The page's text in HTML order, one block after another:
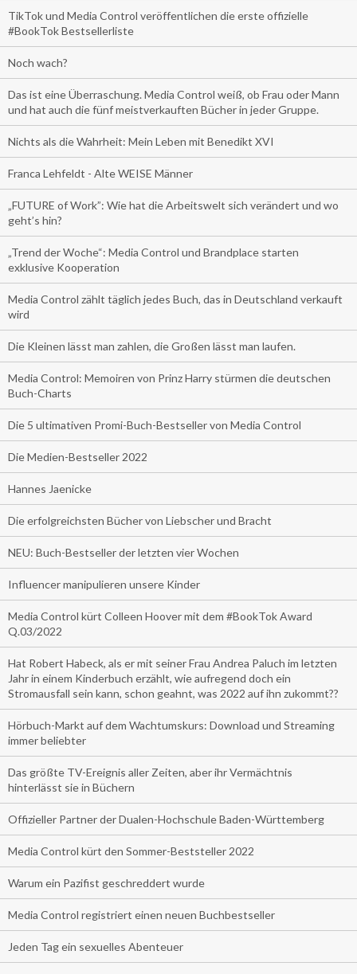
TikTok und Media Control veröffentlichen die erste offizielle
#BookTok Bestsellerliste
Noch wach?
Das ist eine Überraschung. Media Control weiß, ob Frau oder Mann
und hat auch die fünf meistverkauften Bücher in jeder Gruppe.
Nichts als die Wahrheit: Mein Leben mit Benedikt XVI
Franca Lehfeldt - Alte WEISE Männer
„FUTURE of Work”: Wie hat die Arbeitswelt sich verändert und wo
geht’s hin?
„Trend der Woche“: Media Control und Brandplace starten
exklusive Kooperation
Media Control zählt täglich jedes Buch, das in Deutschland verkauft
wird
Die Kleinen lässt man zahlen, die Großen lässt man laufen.
Media Control: Memoiren von Prinz Harry stürmen die deutschen
Buch-Charts
Die 5 ultimativen Promi-Buch-Bestseller von Media Control
Die Medien-Bestseller 2022
Hannes Jaenicke
Die erfolgreichsten Bücher von Liebscher und Bracht
NEU: Buch-Bestseller der letzten vier Wochen
Influencer manipulieren unsere Kinder
Media Control kürt Colleen Hoover mit dem #BookTok Award
Q.03/2022
Hat Robert Habeck, als er mit seiner Frau Andrea Paluch im letzten
Jahr in einem Kinderbuch erzählt, wie aufregend doch ein
Stromausfall sein kann, schon geahnt, was 2022 auf ihn zukommt??
Hörbuch-Markt auf dem Wachtumskurs: Download und Streaming
immer beliebter
Das größte TV-Ereignis aller Zeiten, aber ihr Vermächtnis
hinterlässt sie in Büchern
Offizieller Partner der Dualen-Hochschule Baden-Württemberg
Media Control kürt den Sommer-Beststeller 2022
Warum ein Pazifist geschreddert wurde
Media Control registriert einen neuen Buchbestseller
Jeden Tag ein sexuelles Abenteuer